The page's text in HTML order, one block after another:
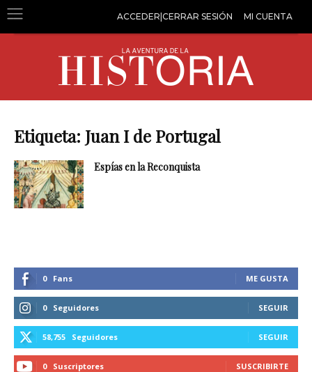
ACCEDER|CERRAR SESIÓN MI CUENTA
Etiqueta: Juan I de Portugal
Espías en la Reconquista
0 Fans ME GUSTA
0 Seguidores SEGUIR
58,755 Seguidores SEGUIR
0 Suscriptores SUSCRIBIRTE